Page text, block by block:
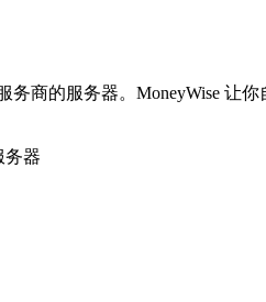
商的服务器。MoneyWise 让
务器